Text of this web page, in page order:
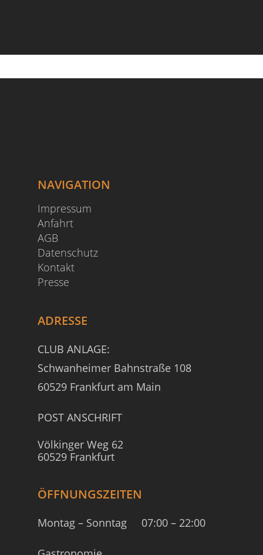
NAVIGATION
Impressum
Anfahrt
AGB
Datenschutz
Kontakt
Presse
ADRESSE
CLUB ANLAGE:
Schwanheimer Bahnstraße 108
60529 Frankfurt am Main
POST ANSCHRIFT
Völkinger Weg 62
60529 Frankfurt
ÖFFNUNGSZEITEN
Montag – Sonntag 07:00 – 22:00